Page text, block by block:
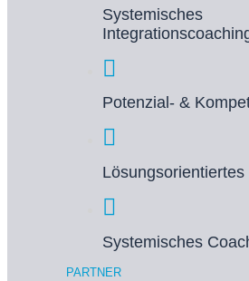
Systemisches
Potenzial- &
Lösungsorientiertes
Systemisches
PARTNER